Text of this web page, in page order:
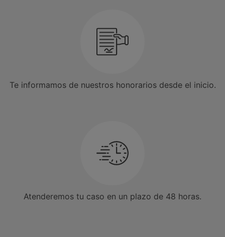
Te informamos de nuestros honorarios desde el inicio.
Atenderemos tu caso en un plazo de 48 horas.